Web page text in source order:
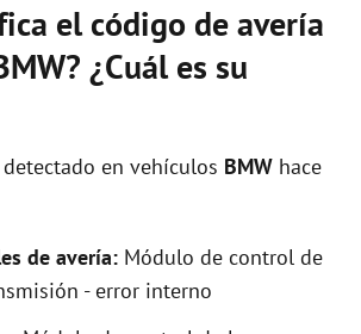
el código de avería
¿Cuál es su
detectado en vehículos BMW hace
de avería: Módulo de control de
- error interno